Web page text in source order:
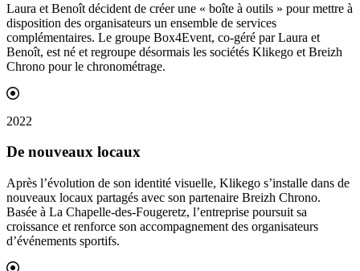
Laura et Benoît décident de créer une « boîte à outils » pour mettre à
disposition des organisateurs un ensemble de services
complémentaires. Le groupe Box4Event, co-géré par Laura et
Benoît, est né et regroupe désormais les sociétés Klikego et Breizh
Chrono pour le chronométrage.
2022
De nouveaux locaux
Après l’évolution de son identité visuelle, Klikego s’installe dans de
nouveaux locaux partagés avec son partenaire Breizh Chrono.
Basée à La Chapelle-des-Fougeretz, l’entreprise poursuit sa
croissance et renforce son accompagnement des organisateurs
d’événements sportifs.